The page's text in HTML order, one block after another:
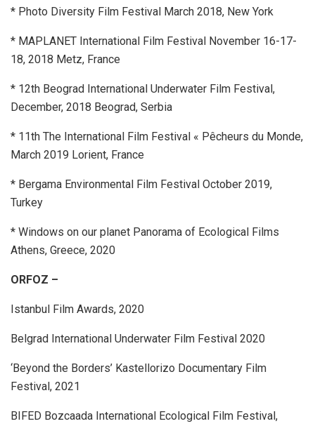
* Photo Diversity Film Festival March 2018, New York
* MAPLANET International Film Festival November 16-17-
18, 2018 Metz, France
* 12th Beograd International Underwater Film Festival,
December, 2018 Beograd, Serbia
* 11th The International Film Festival « Pêcheurs du Monde,
March 2019 Lorient, France
* Bergama Environmental Film Festival October 2019,
Turkey
* Windows on our planet Panorama of Ecological Films
Athens, Greece, 2020
ORFOZ –
Istanbul Film Awards, 2020
Belgrad International Underwater Film Festival 2020
‘Beyond the Borders’ Kastellorizo Documentary Film
Festival, 2021
BIFED Bozcaada International Ecological Film Festival,